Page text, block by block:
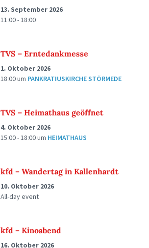
13. September 2026
11:00 - 18:00
TVS – Erntedankmesse
1. Oktober 2026
18:00um PANKRATIUSKIRCHE STÖRMEDE
TVS – Heimathaus geöffnet
4. Oktober 2026
15:00 - 18:00um HEIMATHAUS
kfd – Wandertag in Kallenhardt
10. Oktober 2026
All-day event
kfd – Kinoabend
16. Oktober 2026